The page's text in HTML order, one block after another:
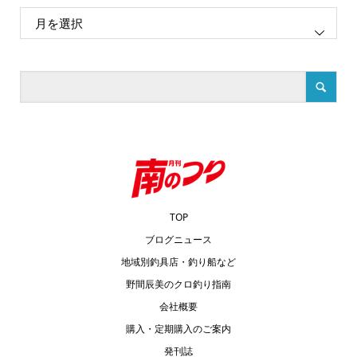
TOP
ブログニュース
地域別釣具店・釣り船など
野間辰美のクロ釣り指南
会社概要
購入・定期購入のご案内
発刊誌